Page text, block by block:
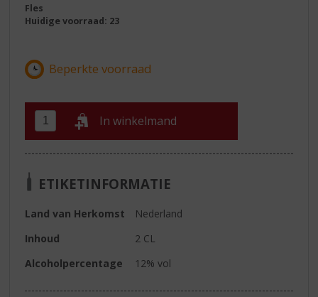
Fles
Huidige voorraad: 23
In winkelmand
ETIKETINFORMATIE
Land van Herkomst
Nederland
Inhoud
2 CL
Alcoholpercentage
12% vol